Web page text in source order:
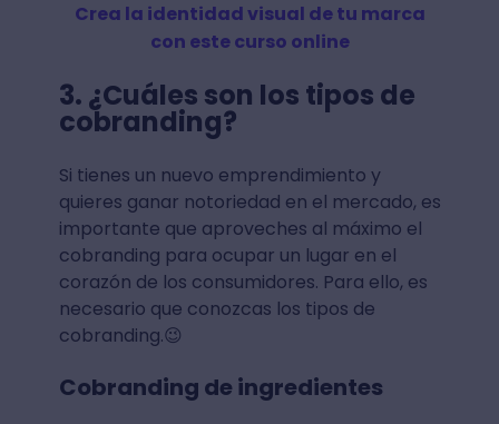
Crea la identidad visual de tu marca
con este curso online
3. ¿Cuáles son los tipos de
cobranding?
Si tienes un nuevo emprendimiento y
quieres ganar notoriedad en el mercado, es
importante que aproveches al máximo el
cobranding para ocupar un lugar en el
corazón de los consumidores. Para ello, es
necesario que conozcas los tipos de
cobranding.😉
Cobranding de ingredientes